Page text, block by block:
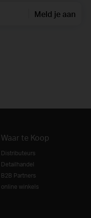
Meld je aan
Waar te Koop
Distributeurs
Detailhandel
B2B Partners
online winkels